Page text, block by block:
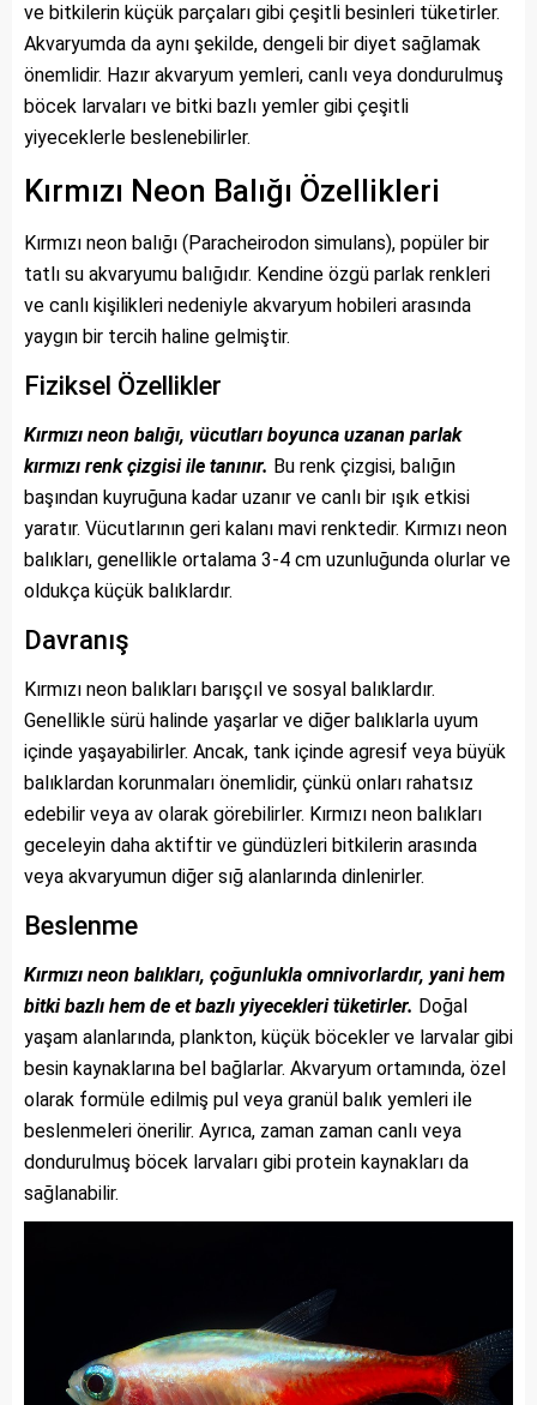
ve bitkilerin küçük parçaları gibi çeşitli besinleri tüketirler.
Akvaryumda da aynı şekilde, dengeli bir diyet sağlamak
önemlidir. Hazır akvaryum yemleri, canlı veya dondurulmuş
böcek larvaları ve bitki bazlı yemler gibi çeşitli
yiyeceklerle beslenebilirler.
Kırmızı Neon Balığı Özellikleri
Kırmızı neon balığı (Paracheirodon simulans), popüler bir
tatlı su akvaryumu balığıdır. Kendine özgü parlak renkleri
ve canlı kişilikleri nedeniyle akvaryum hobileri arasında
yaygın bir tercih haline gelmiştir.
Fiziksel Özellikler
Kırmızı neon balığı, vücutları boyunca uzanan parlak
kırmızı renk çizgisi ile tanınır. Bu renk çizgisi, balığın
başından kuyruğuna kadar uzanır ve canlı bir ışık etkisi
yaratır. Vücutlarının geri kalanı mavi renktedir. Kırmızı neon
balıkları, genellikle ortalama 3-4 cm uzunluğunda olurlar ve
oldukça küçük balıklardır.
Davranış
Kırmızı neon balıkları barışçıl ve sosyal balıklardır.
Genellikle sürü halinde yaşarlar ve diğer balıklarla uyum
içinde yaşayabilirler. Ancak, tank içinde agresif veya büyük
balıklardan korunmaları önemlidir, çünkü onları rahatsız
edebilir veya av olarak görebilirler. Kırmızı neon balıkları
geceleyin daha aktiftir ve gündüzleri bitkilerin arasında
veya akvaryumun diğer sığ alanlarında dinlenirler.
Beslenme
Kırmızı neon balıkları, çoğunlukla omnivorlardır, yani hem
bitki bazlı hem de et bazlı yiyecekleri tüketirler. Doğal
yaşam alanlarında, plankton, küçük böcekler ve larvalar gibi
besin kaynaklarına bel bağlarlar. Akvaryum ortamında, özel
olarak formüle edilmiş pul veya granül balık yemleri ile
beslenmeleri önerilir. Ayrıca, zaman zaman canlı veya
dondurulmuş böcek larvaları gibi protein kaynakları da
sağlanabilir.